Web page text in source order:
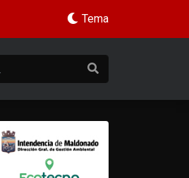
Tema